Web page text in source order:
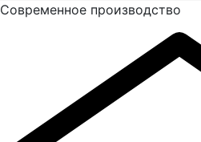
Современное производство